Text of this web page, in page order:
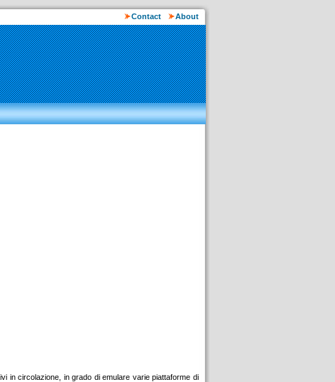
Contact About
in circolazione, in grado di emulare varie piattaforme di